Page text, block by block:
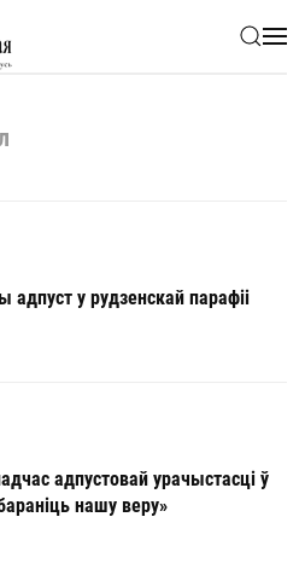
у рудзенскай парафіі
адпустовай урачыстасці ў
нашу веру»